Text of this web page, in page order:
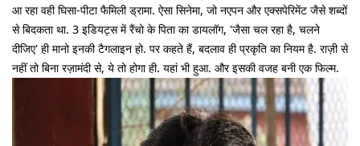
आ रहा वही घिसा-पीटा फैमिली ड्रामा. ऐसा सिनेमा, जो नएपन और एक्सपेरिमेंट जैसे शब्दों
से बिदकता था. 3 इडियट्स में रैंचो के पिता का डायलॉग, 'जैसा चल रहा है, चलने
दीजिए' ही मानो इनकी टैगलाइन हो. पर कहते हैं, बदलाव ही प्रकृति का नियम है. राज़ी से
नहीं तो बिना रज़ामंदी से, ये तो होगा ही. यहां भी हुआ. और इसकी वजह बनी एक फिल्म.